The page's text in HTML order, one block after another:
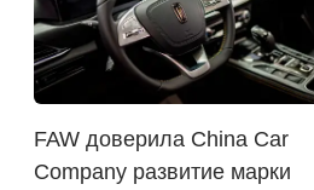
FAW доверила China Car
Company развитие марки